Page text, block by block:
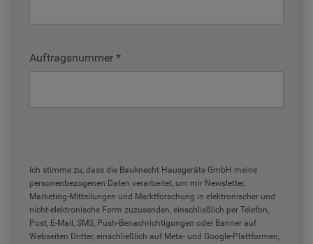
Auftragsnummer
Ich stimme zu, dass die Bauknecht Hausgeräte GmbH meine
personenbezogenen Daten verarbeitet, um mir Newsletter,
Marketing-Mitteilungen und Marktforschung in elektronischer und
nicht-elektronische Form zuzusenden, einschließlich per Telefon,
Post, E-Mail, SMS, Push-Benachrichtigungen oder Banner auf
Webseiten Dritter, einschließlich auf Meta- und Google-Plattformen,